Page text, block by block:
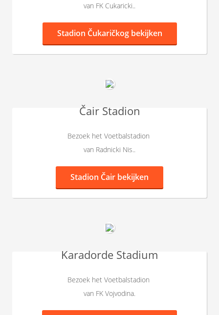
van FK Cukaricki..
Stadion Čukaričkog bekijken
Čair Stadion
Bezoek het Voetbalstadion
van Radnicki Nis..
Stadion Čair bekijken
Karadorde Stadium
Bezoek het Voetbalstadion
van FK Vojvodina.